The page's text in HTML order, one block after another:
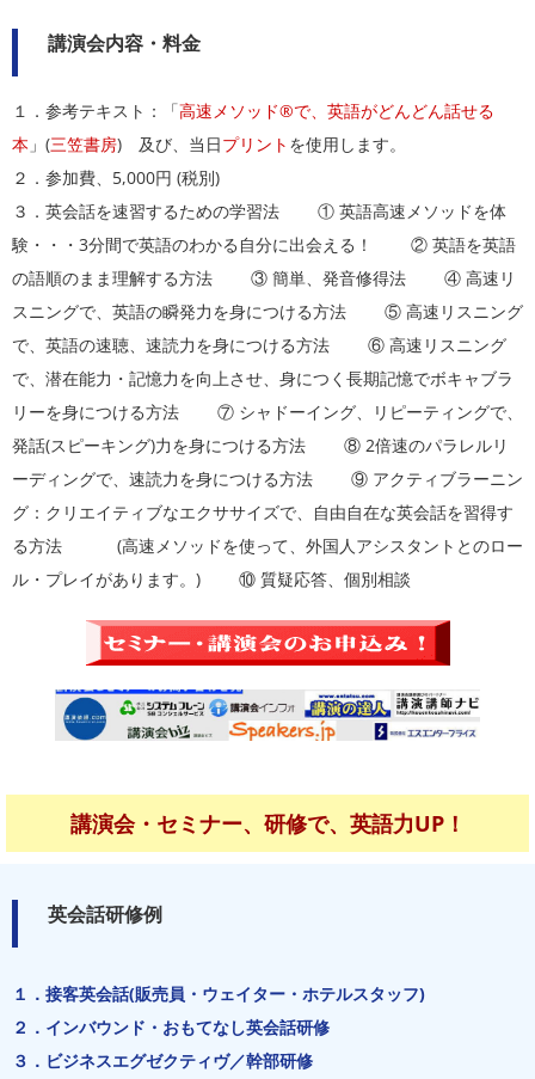
講演会内容・料金
１．参考テキスト：「高速メソッド®で、英語がどんどん話せる
本 」(三笠書房) 及び、当日プリント を使用します。
２．参加費、5,000円 (税別)
３．英会話を速習するための学習法 ① 英語高速メソッドを体
験・・・3分間で英語のわかる自分に出会える！ ② 英語を英語
の語順のまま理解する方法 ③ 簡単、発音修得法 ④ 高速リ
スニングで、英語の瞬発力を身につける方法 ⑤ 高速リスニング
で、英語の速聴、速読力を身につける方法 ⑥ 高速リスニング
で、潜在能力・記憶力を向上させ、身につく長期記憶でボキャブラ
リーを身につける方法 ⑦ シャドーイング、リピーティングで、
発話(スピーキング)力を身につける方法 ⑧ 2倍速のパラレルリ
ーディングで、速読力を身につける方法 ⑨ アクティブラーニン
グ：クリエイティブなエクササイズで、自由自在な英会話を習得す
る方法 (高速メソッドを使って、外国人アシスタントとのロー
ル・プレイがあります。) ⑩ 質疑応答、個別相談
講演会・セミナー、研修で、英語力UP！
英会話研修例
１．接客英会話(販売員・ウェイター・ホテルスタッフ)
２．インバウンド・おもてなし英会話研修
３．ビジネスエグゼクティヴ／幹部研修